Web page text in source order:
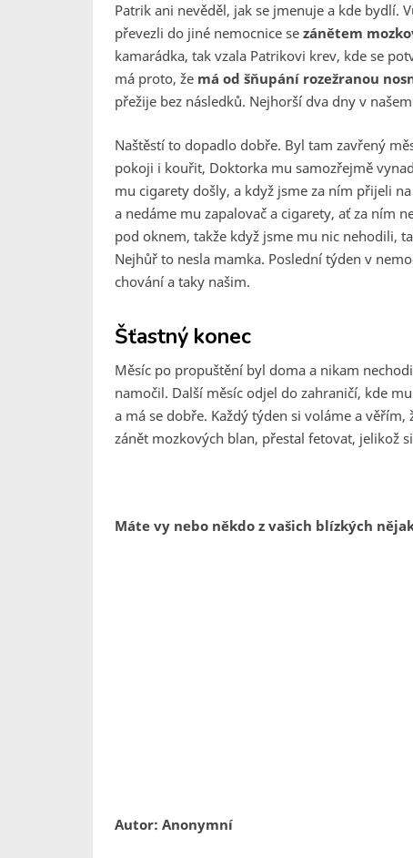
Patrik ani nevěděl, jak se jmenuje a kde bydlí.
převezli do jiné nemocnice se zánětem
kamarádka, tak vzala Patrikovi krev, kde se
má proto, že má od šňupání rozežranou
přežije bez následků. Nejhorší dva dny v
Naštěstí to dopadlo dobře. Byl tam zavřený
pokoji i kouřit, Doktorka mu samozřejmě
mu cigarety došly, a když jsme za ním přijeli
a nedáme mu zapalovač a cigarety, ať za ním
pod oknem, takže když jsme mu nic nehodili,
Nejhůř to nesla mamka. Poslední týden v
chování a taky našim.
Šťastný konec
Měsíc po propuštění byl doma a nikam
namočil. Další měsíc odjel do zahraničí, kde
a má se dobře. Každý týden si voláme a věřím,
zánět mozkových blan, přestal fetovat, jelikož
Máte vy nebo někdo z vašich blízkých
Autor: Anonymní